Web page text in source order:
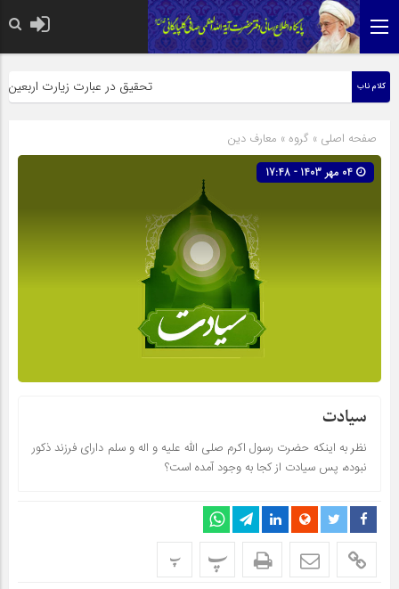
کلام ناب تحقیق در عبارت زیارت اربعین
صفحه اصلی » گروه » معارف دین
سیادت
نظر به اینکه حضرت رسول اکرم صلی الله علیه و اله و سلم داراى فرزند ذکور
نبوده، پس سیادت از کجا به وجود آمده است؟
پ پ